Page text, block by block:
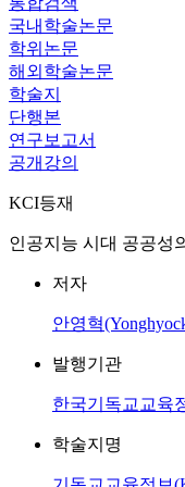
국내학술논문
학위논문
해외학술논문
학술지
단행본
연구보고서
공개강의
KCI등재
인공지능 시대 공공성
저자
안영혁
발행기관
한국기독교교육
학술지명